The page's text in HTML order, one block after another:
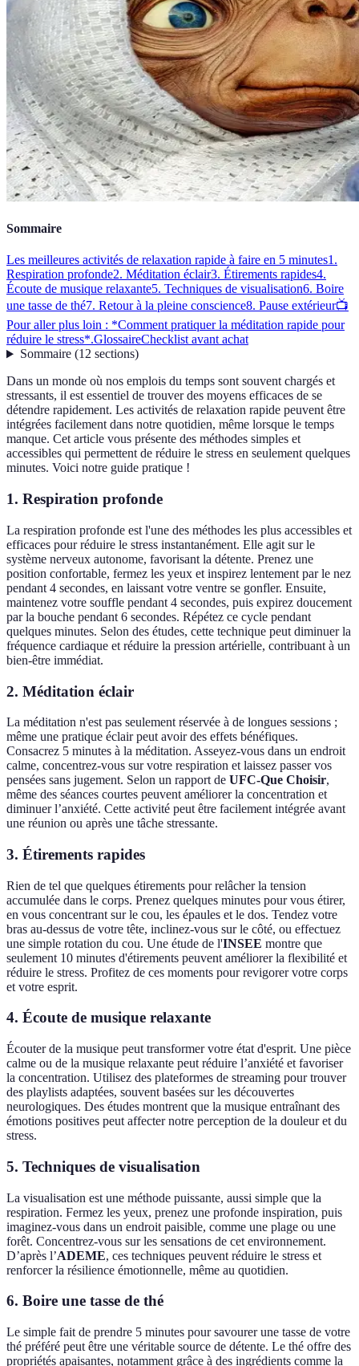
Sommaire
Les meilleures activités de relaxation rapide à faire en 5 minutes1.
Respiration profonde2. Méditation éclair3. Étirements rapides4.
Écoute de musique relaxante5. Techniques de visualisation6. Boire
une tasse de thé7. Retour à la pleine conscience8. Pause extérieur📺
Pour aller plus loin : *Comment pratiquer la méditation rapide pour
réduire le stress*.GlossaireChecklist avant achat
Sommaire(12 sections)
Dans un monde où nos emplois du temps sont souvent chargés et
stressants, il est essentiel de trouver des moyens efficaces de se
détendre rapidement. Les activités de relaxation rapide peuvent être
intégrées facilement dans notre quotidien, même lorsque le temps
manque. Cet article vous présente des méthodes simples et
accessibles qui permettent de réduire le stress en seulement quelques
minutes. Voici notre guide pratique !
1. Respiration profonde
La respiration profonde est l'une des méthodes les plus accessibles et
efficaces pour réduire le stress instantanément. Elle agit sur le
système nerveux autonome, favorisant la détente. Prenez une
position confortable, fermez les yeux et inspirez lentement par le nez
pendant 4 secondes, en laissant votre ventre se gonfler. Ensuite,
maintenez votre souffle pendant 4 secondes, puis expirez doucement
par la bouche pendant 6 secondes. Répétez ce cycle pendant
quelques minutes. Selon des études, cette technique peut diminuer la
fréquence cardiaque et réduire la pression artérielle, contribuant à un
bien-être immédiat.
2. Méditation éclair
La méditation n'est pas seulement réservée à de longues sessions ;
même une pratique éclair peut avoir des effets bénéfiques.
Consacrez 5 minutes à la méditation. Asseyez-vous dans un endroit
calme, concentrez-vous sur votre respiration et laissez passer vos
pensées sans jugement. Selon un rapport de UFC-Que Choisir,
même des séances courtes peuvent améliorer la concentration et
diminuer l’anxiété. Cette activité peut être facilement intégrée avant
une réunion ou après une tâche stressante.
3. Étirements rapides
Rien de tel que quelques étirements pour relâcher la tension
accumulée dans le corps. Prenez quelques minutes pour vous étirer,
en vous concentrant sur le cou, les épaules et le dos. Tendez votre
bras au-dessus de votre tête, inclinez-vous sur le côté, ou effectuez
une simple rotation du cou. Une étude de l'INSEE montre que
seulement 10 minutes d'étirements peuvent améliorer la flexibilité et
réduire le stress. Profitez de ces moments pour revigorer votre corps
et votre esprit.
4. Écoute de musique relaxante
Écouter de la musique peut transformer votre état d'esprit. Une pièce
calme ou de la musique relaxante peut réduire l’anxiété et favoriser
la concentration. Utilisez des plateformes de streaming pour trouver
des playlists adaptées, souvent basées sur les découvertes
neurologiques. Des études montrent que la musique entraînant des
émotions positives peut affecter notre perception de la douleur et du
stress.
5. Techniques de visualisation
La visualisation est une méthode puissante, aussi simple que la
respiration. Fermez les yeux, prenez une profonde inspiration, puis
imaginez-vous dans un endroit paisible, comme une plage ou une
forêt. Concentrez-vous sur les sensations de cet environnement.
D’après l’ADEME, ces techniques peuvent réduire le stress et
renforcer la résilience émotionnelle, même au quotidien.
6. Boire une tasse de thé
Le simple fait de prendre 5 minutes pour savourer une tasse de votre
thé préféré peut être une véritable source de détente. Le thé offre des
propriétés apaisantes, notamment grâce à des ingrédients comme la